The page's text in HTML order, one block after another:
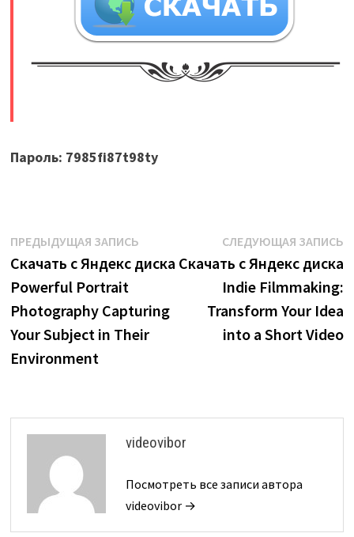
Пароль: 7985fi87t98ty
Навигация
по
записям
ПРЕДЫДУЩАЯ ЗАПИСЬПредыдущая
запись:
Скачать с Яндекс диска
Powerful Portrait
Photography Capturing
Your Subject in Their
Environment
СЛЕДУЮЩАЯ ЗАПИСЬ
Скачать с Яндекс диска
Indie Filmmaking:
Transform Your Idea
into a Short Video
videovibor
Посмотреть все записи автора
videovibor →